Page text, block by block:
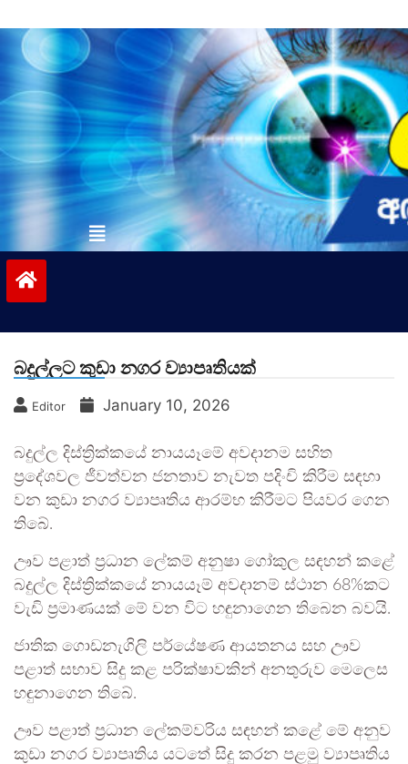
to
contentvinivida.lk
බදුල්ලට කුඩා නගර ව්‍යාපෘතියක්
Editor January 10, 2026
බදුල්ල දිස්ත්‍රික්කයේ නායයෑමේ අවදානම සහිත
ප්‍රදේශවල ජීවත්වන ජනතාව නැවත පදිංචි කිරීම සඳහා
වන කුඩා නගර ව්‍යාපෘතිය ආරම්භ කිරීමට පියවර ගෙන
තිබේ.
ඌව පළාත් ප්‍රධාන ලේකම් අනුෂා ගෝකුල සඳහන් කළේ
බදුල්ල දිස්ත්‍රික්කයේ නායයෑම් අවදානම් ස්ථාන 68%කට
වැඩි ප්‍රමාණයක් මේ වන විට හඳුනාගෙන තිබෙන බවයි.
ජාතික ගොඩනැගිලි පර්යේෂණ ආයතනය සහ ඌව
පළාත් සභාව සිදු කළ පරික්ෂාවකින් අනතුරුව මෙලෙස
හඳුනාගෙන තිබේ.
ඌව පළාත් ප්‍රධාන ලේකම්වරිය සඳහන් කළේ මේ අනුව
කුඩා නගර ව්‍යාපෘතිය යටතේ සිදු කරන පළමු ව්‍යාපෘතිය